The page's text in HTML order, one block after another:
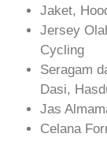
Jaket,
Jersey
Cycling
Seragam
Dasi,
Jas
Celana